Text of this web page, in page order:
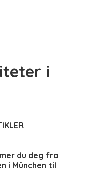
i
du deg fra
i München til